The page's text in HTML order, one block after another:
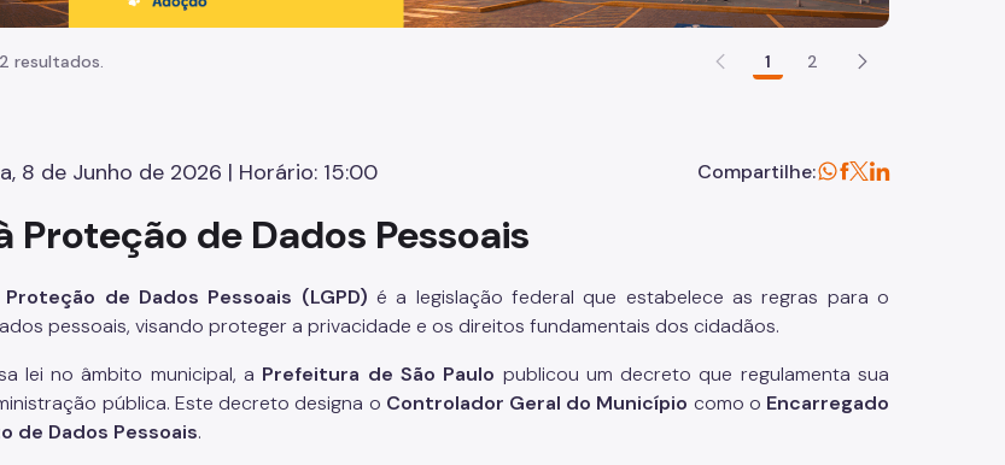
resultados. 1 2
8 de Junho de 2026 | Horário: 15:00 Compartilhe:
Proteção de Dados Pessoais
de Dados Pessoais (LGPD) é a legislação federal que estabelece as regras para o
pessoais, visando proteger a privacidade e os direitos fundamentais dos cidadãos.
lei no âmbito municipal, a Prefeitura de São Paulo publicou um decreto que regulamenta sua
pública. Este decreto designa o Controlador Geral do Município como o Encarregado
de Dados Pessoais.